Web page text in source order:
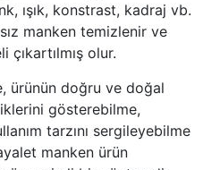
ışık, konstrast, kadraj vb.
manken temizlenir ve
olur.
ürünün doğru ve doğal
gösterebilme,
tarzını sergileyebilme
manken ürün